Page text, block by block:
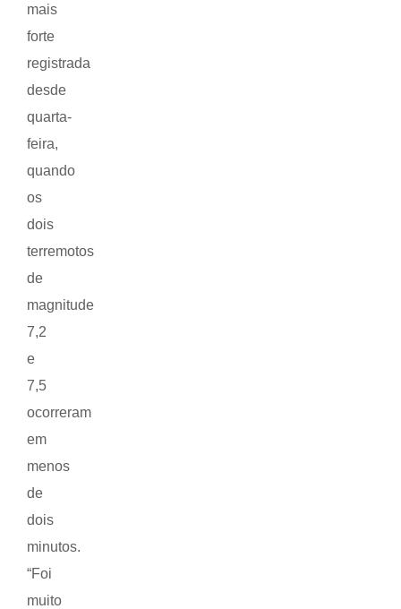
mais
forte
registrada
desde
quarta-
feira,
quando
os
dois
terremotos
de
magnitude
7,2
e
7,5
ocorreram
em
menos
de
dois
minutos.
“Foi
muito